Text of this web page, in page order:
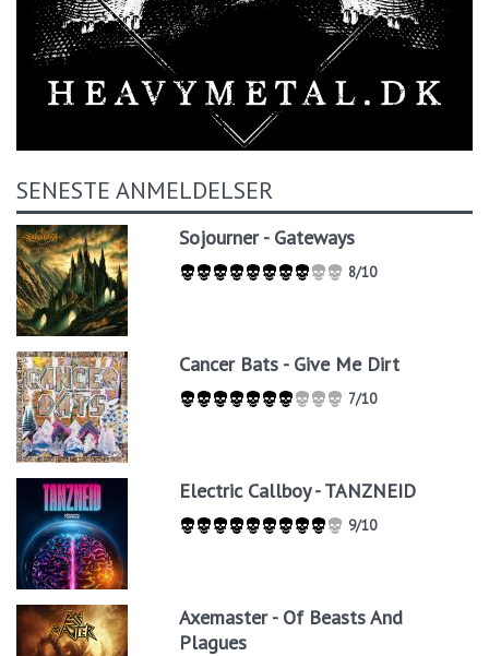
SENESTE ANMELDELSER
Sojourner - Gateways
8/10
Cancer Bats - Give Me Dirt
7/10
Electric Callboy - TANZNEID
9/10
Axemaster - Of Beasts And
Plagues